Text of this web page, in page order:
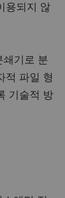
용되지 않
쇄기로 분
적 파일 형
기술적 방